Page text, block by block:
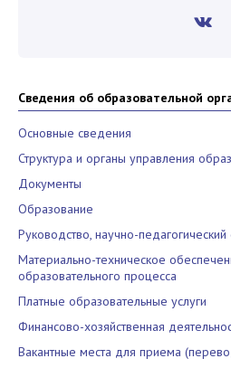
Сведения об образовательной
Основные сведения
Структура и органы управления
Документы
Образование
Руководство, научно-педагогический
Материально-техническое
образовательного процесса
Платные образовательные услуги
Финансово-хозяйственная
Вакантные места для приема